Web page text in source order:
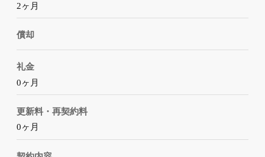
2ヶ月
償却
礼金
0ヶ月
更新料・再契約料
0ヶ月